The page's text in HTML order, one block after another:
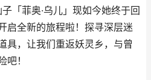
「菲奥·乌儿」现如今她终于回
启全新的旅程啦！探寻深层迷
具，让我们重返妖灵乡，与曾
吧！